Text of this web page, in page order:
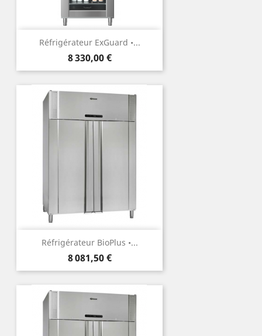
Réfrigérateur ExGuard •...
Prix
8 330,00 €
Réfrigérateur BioPlus •...
Prix
8 081,50 €